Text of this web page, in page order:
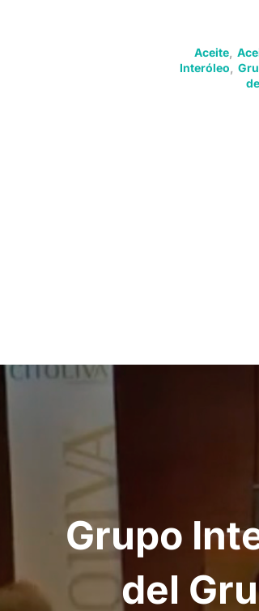
Aceite,
Interóleo
Navegación
entradas
Grupo
del